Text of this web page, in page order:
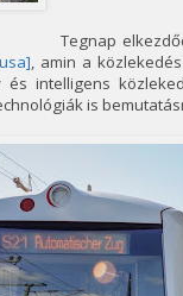
Tegnap
, amin a
intelligens
is